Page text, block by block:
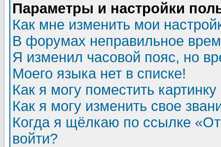
Параметры и настройки
Как мне изменить мои
В форумах неправильное
Я изменил часовой пояс, но
Моего языка нет в списке!
Как я могу поместить
Как я могу изменить свое
Когда я щёлкаю по ссылке
войти?